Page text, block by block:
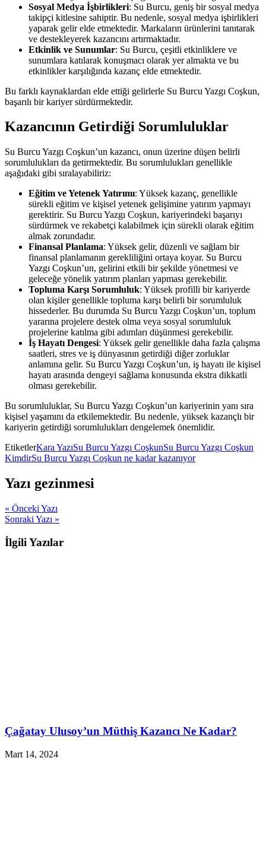
Sosyal Medya İşbirlikleri: Su Burcu, geniş bir sosyal medya
takipçi kitlesine sahiptir. Bu nedenle, sosyal medya işbirlikleri
yaparak gelir elde etmektedir. Markaların ürünlerini tanıtarak
ve destekleyerek kazancını artırmaktadır.
Etkinlik ve Sunumlar: Su Burcu, çeşitli etkinliklere ve
sunumlara katılarak konuşmacı olarak yer almakta ve bu
etkinlikler karşılığında kazanç elde etmektedir.
Bu farklı kaynaklardan elde ettiği gelirlerle Su Burcu Yazgı Coşkun,
başarılı bir kariyer sürdürmektedir.
Kazancının Getirdiği Sorumluluklar
Su Burcu Yazgı Coşkun’un kazancı, onun üzerine düşen belirli
sorumlulukları da getirmektedir. Bu sorumlulukları genellikle
aşağıdaki gibi sıralayabiliriz:
Eğitim ve Yetenek Yatırımı: Yüksek kazanç, genellikle
sürekli eğitim ve kişisel yetenek gelişimine yatırım yapmayı
gerektirir. Su Burcu Yazgı Coşkun, kariyerindeki başarıyı
sürdürmek ve rekabetçi kalabilmek için sürekli olarak eğitim
almak zorundadır.
Finansal Planlama: Yüksek gelir, düzenli ve sağlam bir
finansal planlamanın gerekliliğini ortaya koyar. Su Burcu
Yazgı Coşkun’un, gelirini etkili bir şekilde yönetmesi ve
geleceğe yönelik yatırım planları yapması gerekebilir.
Topluma Karşı Sorumluluk: Yüksek profilli bir kariyerde
olan kişiler genellikle topluma karşı belirli bir sorumluluk
hissederler. Bu durumda Su Burcu Yazgı Coşkun’un, toplum
yararına projelere destek olma veya sosyal sorumluluk
projelerine katılma gibi adımları düşünmesi gerekebilir.
İş Hayatı Dengesi: Yüksek gelir genellikle daha fazla çalışma
saatleri, stres ve iş dünyasının getirdiği diğer zorluklar
anlamına gelir. Su Burcu Yazgı Coşkun’un, iş hayatı ile kişisel
hayatı arasında dengeyi sağlama konusunda ekstra dikkatli
olması gerekebilir.
Bu sorumluluklar, Su Burcu Yazgı Coşkun’un kariyerinin yanı sıra
kişisel yaşamını da etkilemektedir. Bu nedenle, yüksek kazançlı bir
kariyerin getirdiği sorumlulukları dengelemek önemlidir.
EtiketlerKara YazıSu Burcu Yazgı CoşkunSu Burcu Yazgı Coşkun
KimdirSu Burcu Yazgı Coşkun ne kadar kazanıyor
Yazı gezinmesi
« Önceki Yazı
Sonraki Yazı »
İlgili Yazılar
Çağatay Ulusoy’un Müthiş Kazancı Ne Kadar?
Mart 14, 2024